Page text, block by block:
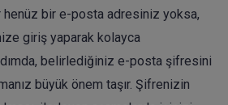
henüz bir e-posta adresiniz yoksa,
giriş yaparak kolayca
belirlediğiniz e-posta şifresini
büyük önem taşır. Şifrenizin